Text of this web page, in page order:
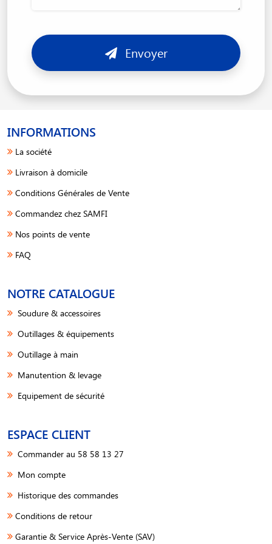
Envoyer
INFORMATIONS
La société
Livraison à domicile
Conditions Générales de Vente
Commandez chez SAMFI
Nos points de vente
FAQ
NOTRE CATALOGUE
Soudure & accessoires
Outillages & équipements
Outillage à main
Manutention & levage
Equipement de sécurité
ESPACE CLIENT
Commander au 58 58 13 27
Mon compte
Historique des commandes
Conditions de retour
Garantie & Service Après-Vente (SAV)